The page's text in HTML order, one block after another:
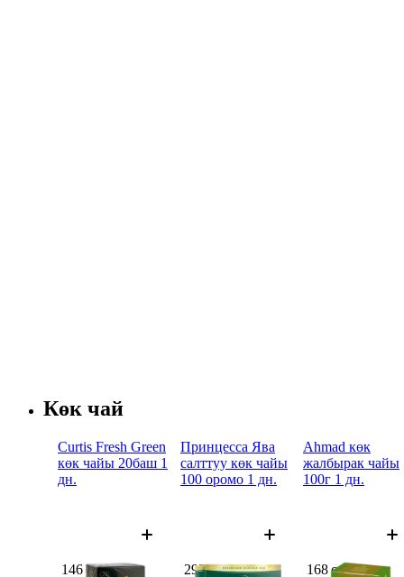
Көк чай
Curtis Fresh Green
көк чайы 20баш 1
дн.
146 сом
Принцесса Ява
салттуу көк чайы
100 оромо 1 дн.
292 сом
Ahmad көк
жалбырак чайы
100г 1 дн.
168 сом